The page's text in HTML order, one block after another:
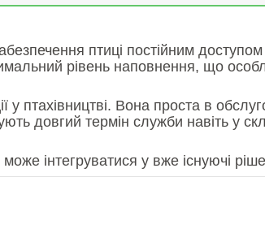
птиці постійним
рівень наповнення, що
у птахівництві. Вона проста в
довгий термін служби навіть у
інтегруватися у вже існуючі